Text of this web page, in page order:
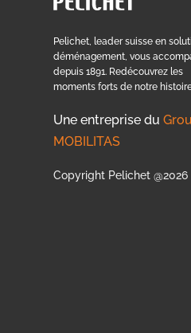
Pelichet, leader suisse en
déménagement, vous
depuis 1891. Redécouvrez les
moments forts de notre
Une entreprise du
MOBILITAS
Copyright Pelichet @2026